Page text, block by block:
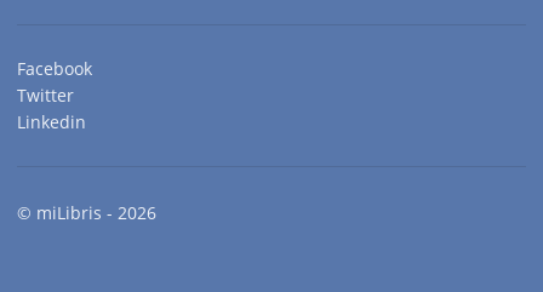
Facebook
Twitter
Linkedin
© miLibris - 2026